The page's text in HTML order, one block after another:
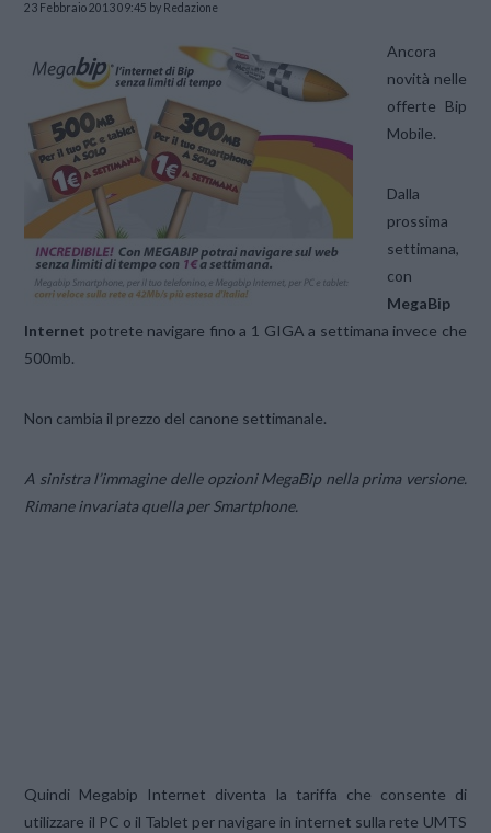
23 Febbraio 2013 09:45 by Redazione
Ancora
novità nelle
offerte Bip
Mobile.
Dalla
prossima
settimana,
con
MegaBip
Internet potrete navigare fino a 1 GIGA a settimana invece che
500mb.
Non cambia il prezzo del canone settimanale.
A sinistra l’immagine delle opzioni MegaBip nella prima versione.
Rimane invariata quella per Smartphone.
Quindi Megabip Internet diventa la tariffa che consente di
utilizzare il PC o il Tablet per navigare in internet sulla rete UMTS